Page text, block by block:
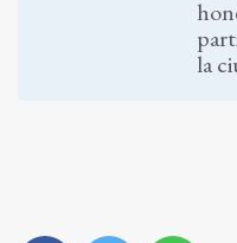
la